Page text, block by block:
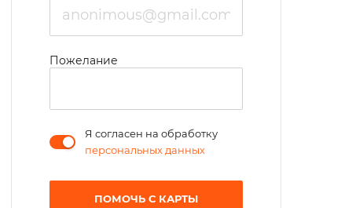
Пожелание
Я согласен на обработку
персональных данных
ПОМОЧЬ С КАРТЫ